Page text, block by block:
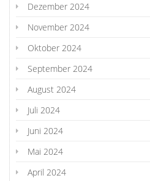
Dezember 2024
November 2024
Oktober 2024
September 2024
August 2024
Juli 2024
Juni 2024
Mai 2024
April 2024